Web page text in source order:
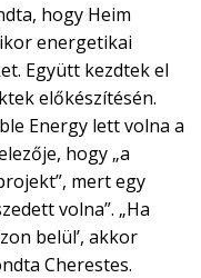
hogy Heim
energetikai
Együtt kezdtek el
előkészítésén.
Energy lett volna a
hogy „a
mert egy
volna”. „Ha
belül’, akkor
Cherestes.